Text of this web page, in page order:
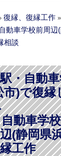
復縁、復縁工作 »
動車学校前周
相談
・自動
市)で復縁
動車学
(静岡県
工作